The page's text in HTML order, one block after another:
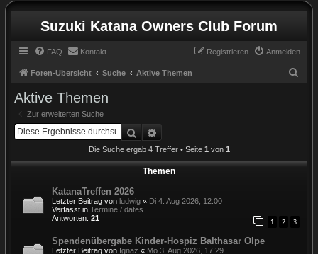
Suzuki Katana Owners Club Forum
FAQ Kontakt Anmelden
Registrieren
Foren-Übersicht Suche Aktive Themen
Aktive Themen
Zur erweiterten Suche
Suche
Die Suche ergab 4 Treffer • Seite 1 von 1
Themen
KatanaTreffen 2026
Letzter Beitrag von ludwig « Di 4. Aug 2026, 12:00
Verfasst in Termine / dates
Antworten: 21 1 2 3
Spendenübergabe Kinder-Hospiz Balthasar Olpe
Letzter Beitrag von Ignaz « Mo 3. Aug 2026, 17:29